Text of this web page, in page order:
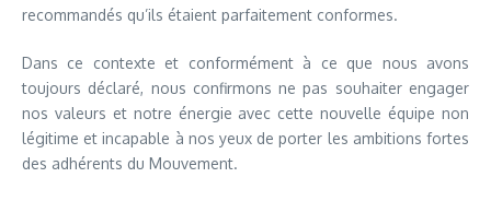
recommandés qu’ils étaient parfaitement conformes.
Dans ce contexte et conformément à ce que nous avons
toujours déclaré, nous confirmons ne pas souhaiter engager
nos valeurs et notre énergie avec cette nouvelle équipe non
légitime et incapable à nos yeux de porter les ambitions fortes
des adhérents du Mouvement.